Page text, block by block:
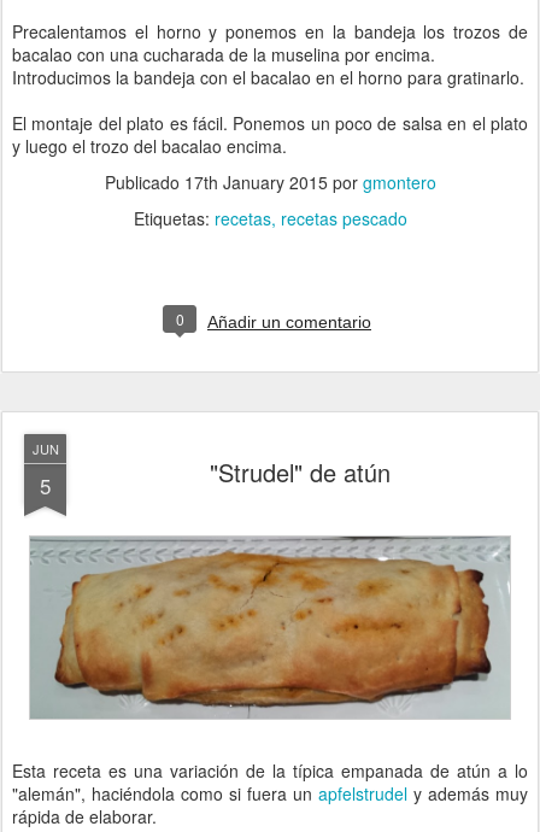
Precalentamos el horno y ponemos en la bandeja los trozos de
bacalao con una cucharada de la muselina por encima.
Introducimos la bandeja con el bacalao en el horno para gratinarlo.
El montaje del plato es fácil. Ponemos un poco de salsa en el plato
y luego el trozo del bacalao encima.
Publicado 17th January 2015por gmontero
Etiquetas: recetas recetas pescado
0 Añadir un comentario
JUN
5 "Strudel" de atún
Esta receta es una variación de la típica empanada de atún a lo
"alemán", haciéndola como si fuera un apfelstrudel y además muy
rápida de elaborar.